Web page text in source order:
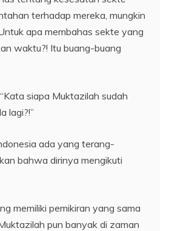
terhadap mereka, mungkin
apa membahas sekte yang
waktu?! Itu buang-buang
siapa Muktazilah sudah
lagi?!”
ada yang terang-
bahwa dirinya mengikuti
memiliki pemikiran yang sama
pun banyak di zaman